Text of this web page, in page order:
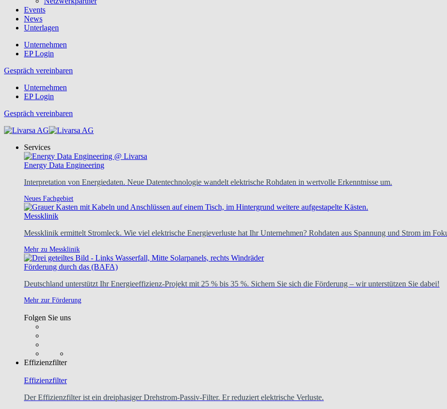
Events
News
Unterlagen
Unternehmen
EP Login
Gespräch vereinbaren
Unternehmen
EP Login
Gespräch vereinbaren
Services
Energy Data Engineering
Interpretation von Energiedaten. Neue Datentechnologie wandelt elektrische Rohdaten in wertvolle Erkenntnisse um.
Neues Fachgebiet
Messklinik
Messklinik ermittelt Stromleck. Wie viel elektrische Energieverluste hat Ihr Unternehmen? Rohdaten aus Spannung und Strom im
Mehr zu Messklinik
Förderung durch das (BAFA)
Deutschland unterstützt Ihr Energieeffizienz-Projekt mit 25 % bis 35 %. Sichern Sie sich die Förderung – wir unterstützen Sie dabei!
Mehr zur Förderung
Folgen Sie uns
Effizienzfilter
Effizienzfilter
Der Effizienzfilter ist ein dreiphasiger Drehstrom-Passiv-Filter. Er reduziert elektrische Verluste.